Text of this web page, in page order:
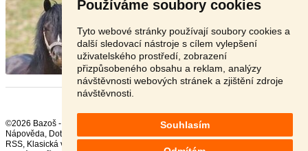
Používáme soubory cookies
Tyto webové stránky používají soubory cookies a
další sledovací nástroje s cílem vylepšení
uživatelského prostředí, zobrazení
přizpůsobeného obsahu a reklam, analýzy
návštěvnosti webových stránek a zjištění zdroje
návštěvnosti.
Souhlasím
Připouštění, hřebec Welsh Pon ...- [29.6. 2026]
welsh
Pony, K ...
Uherské Hradiště - 687 71
V textu
©2026 Bazoš -
Nápověda, Dotazy ,
,
RSS,